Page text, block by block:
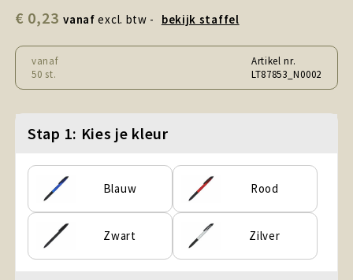
Sport, Spel en Speelgoed
Strand en Zomer
Technologie
Tassen
Textiel, Kleding en Caps
Wijngeschenken
€ 0,23 vanaf excl. btw - bekijk staffel
vanaf
50 st.
Artikel nr.
LT87853_N0002
Stap 1: Kies je kleur
Blauw Rood
Zwart Zilver